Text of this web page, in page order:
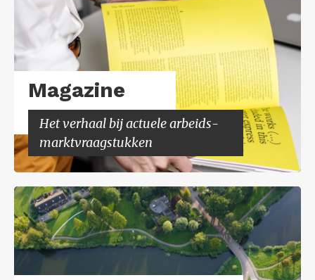
Ma­ga­zi­ne
Het ver­haal bij ac­tu­e­le ar­beids­
markt­vraag­stuk­ken